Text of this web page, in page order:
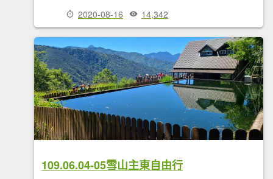
2020-08-16 14,342
109.06.04-05雪山主東自由行